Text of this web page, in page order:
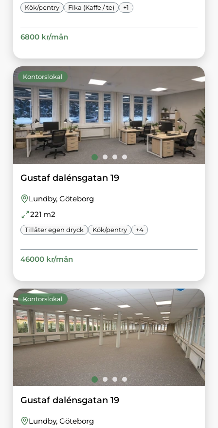
Kök/pentry Fika (Kaffe / te) +1
6800kr/mån
Kontorslokal
Gustaf dalénsgatan 19
Lundby, Göteborg
221 m2
Tillåter egen dryck Kök/pentry +4
46000kr/mån
Kontorslokal
Gustaf dalénsgatan 19
Lundby, Göteborg